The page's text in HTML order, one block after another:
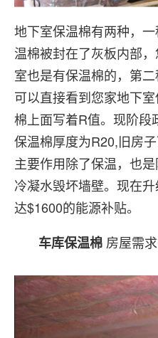
地下室保温棉有两种，
温棉被封在了灰板内部
室也是有保温棉的，第
可以直接看到您家地下
棉上面写着R值。现阶段
保温棉厚度为R20,旧房
主要作用除了保温，也
冷凝水毁坏墙壁。现在
达$1600的能源补贴。
车库保温棉房屋需求